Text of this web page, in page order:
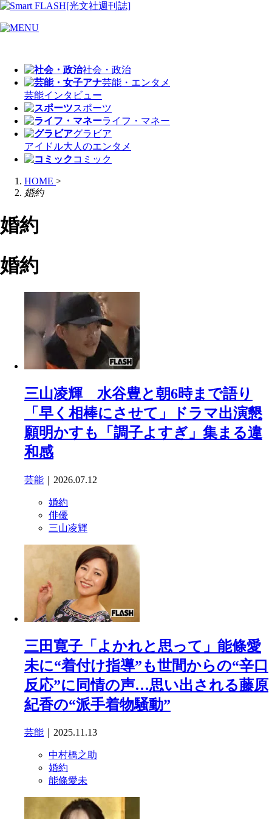
社会・政治
芸能・エンタメ
芸能インタビュー
スポーツ
ライフ・マネー
グラビア
アイドル大人のエンタメ
コミック
HOME >
婚約
婚約
婚約
三山凌輝 水谷豊と朝6時まで語り
「早く相棒にさせて」ドラマ出演懇
願明かすも「調子よすぎ」集まる違
和感
芸能 ｜2026.07.12
婚約
俳優
三山凌輝
三田寛子「よかれと思って」能條愛
未に“着付け指導”も世間からの“辛口
反応”に同情の声…思い出される藤原
紀香の“派手着物騒動”
芸能 ｜2025.11.13
中村橋之助
婚約
能條愛未